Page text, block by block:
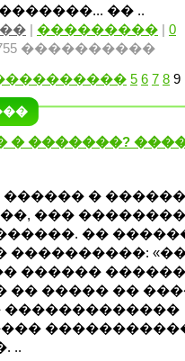
�� ..
| ��������� | 0
����������
5 6 7 8 9
� �������?
� ������
���
��
����������:
������
����� ��
�������������
..